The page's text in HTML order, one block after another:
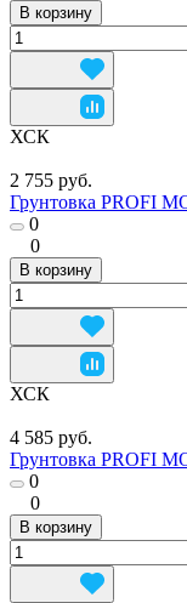
В корзину
ХСК
2 755 руб.
Грунтовка PROFI
0
0
В корзину
ХСК
4 585 руб.
Грунтовка PROFI
0
0
В корзину